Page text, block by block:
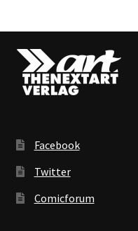
Facebook
Twitter
Comicforum